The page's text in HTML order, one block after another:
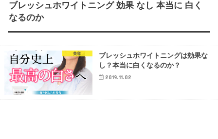
ブレッシュホワイトニング 効果 なし 本当に 白く
なるのか
美容
ブレッシュホワイトニングは効果な
し？本当に白くなるのか？
2019.11.02